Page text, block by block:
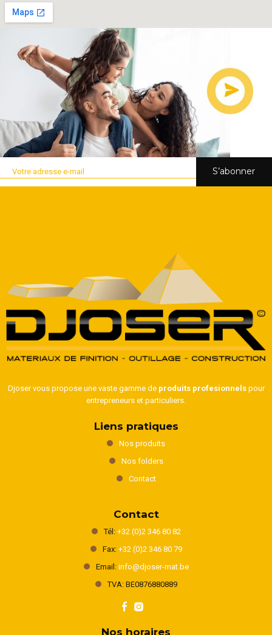
S’abonner
Djoser vous propose une vaste gamme de produits profesionnelspour
entrepreneurs et particuliers.
Liens pratiques
Nos produits
Nos folders
Contact
Contact
Tél: +32 (0)2 346 80 82
Fax: +32 (0)2 346 80 79
Email: info@djoser-mat.be
TVA: BE0876880889
Nos horaires